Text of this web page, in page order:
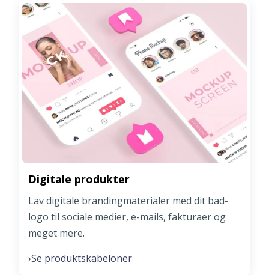
Digitale produkter
Lav digitale brandingmaterialer med dit bad-
logo til sociale medier, e-mails, fakturaer og
meget mere.
›Se produktskabeloner